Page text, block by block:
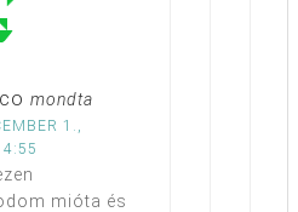
mondta
1.,
mióta és